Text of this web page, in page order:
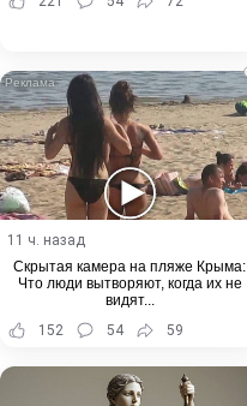
11 ч. назад
Скрытая камера на пляже Крыма:
Что люди вытворяют, когда их не
видят...
152
54 59